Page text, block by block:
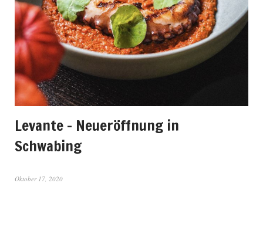
Levante – Neueröffnung in
Schwabing
Oktober 17, 2020